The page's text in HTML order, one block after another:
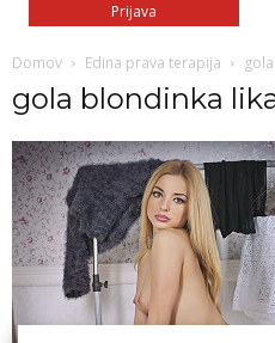
Prijava
Domov Edina prava terapija
gola blondinka